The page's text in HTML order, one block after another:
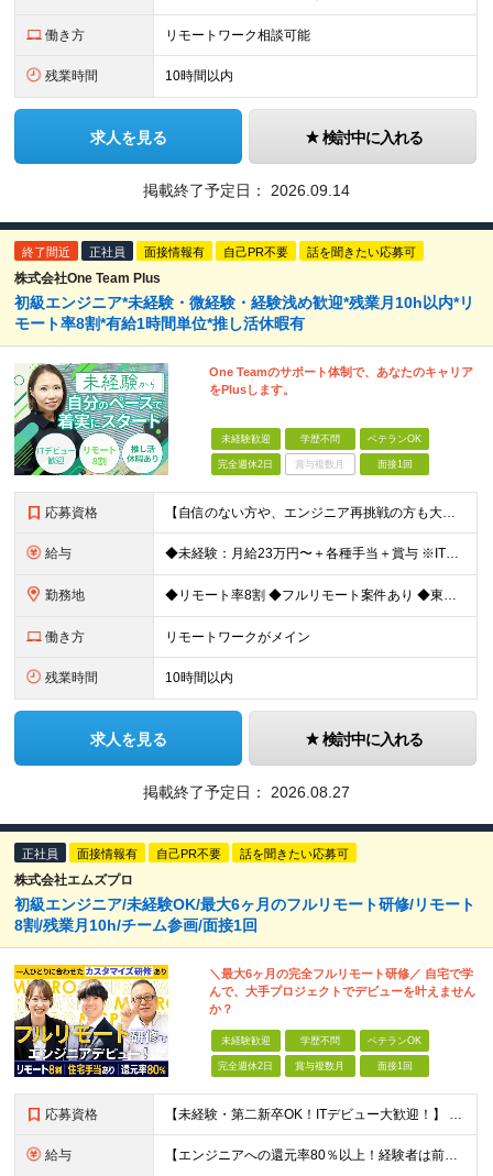
働き方 リモートワーク相談可能
残業時間 10時間以内
求人を見る 検討中に入れる
掲載終了予定日： 2026.09.14
終了間近 正社員 面接情報有 自己PR不要 話を聞きたい応募可
株式会社One Team Plus
初級エンジニア*未経験・微経験・経験浅め歓迎*残業月10h以内*リ
モート率8割*有給1時間単位*推し活休暇有
One Teamのサポート体制で、あなたのキャリア
をPlusします。
未経験歓迎 学歴不問 ベテランOK
完全週休2日 賞与複数月 面接1回
応募資格 【自信のない方や、エンジニア再挑戦の方も大歓迎！】 ◆未経験OK ◆学歴不問 ◆社会人経験がある方 ★求める人物像： ・無理のないペースで末永く活躍したい方 ・周囲と協力しながら素直にコミュニケー
給与 ◆未経験：月給23万円〜＋各種手当＋賞与 ※IT業界経験なし ◆微経験：月給25万円〜＋各種手当＋賞与 ※IT業界経験1年以上を想定 ◆経験者：月給35万円〜70万円＋各種手当＋賞与 ※IT業界経験3
勤務地 ◆リモート率8割 ◆フルリモート案件あり ◆東京都、神奈川県、千葉県、埼玉県の各プロジェクト先 ＊ご自宅からのアクセス・通勤時間を最大限に考慮してアサインします。 ＊現在エンジニアの8割がフルリモー
働き方 リモートワークがメイン
残業時間 10時間以内
求人を見る 検討中に入れる
掲載終了予定日： 2026.08.27
正社員 面接情報有 自己PR不要 話を聞きたい応募可
株式会社エムズプロ
初級エンジニア/未経験OK/最大6ヶ月のフルリモート研修/リモート
8割/残業月10h/チーム参画/面接1回
＼最大6ヶ月の完全フルリモート研修／ 自宅で学
んで、大手プロジェクトでデビューを叶えません
か？
未経験歓迎 学歴不問 ベテランOK
完全週休2日 賞与複数月 面接1回
応募資格 【未経験・第二新卒OK！ITデビュー大歓迎！】 ●学歴不問 ＼こんな方をお待ちしております！／ ★手に職をつけて、将来の不安をなくしたい方 ★学校のように学べる研修を受けたい方 ★お節介なくらい温か
給与 【エンジニアへの還元率80％以上！経験者は前職給与105～140％保証】 ■賞与年2回＋業績賞与 ■年収960万円以上も可能！ ■みなし残業代なし◎残業代は別途全額支給 月給25万円以上＋賞与年2回